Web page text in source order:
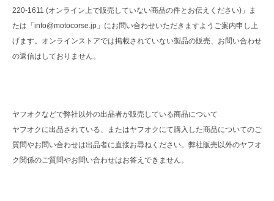
220-1611 (オンライン上で販売していない商品の件とお伝えください)」ま
たは「info@motocorse.jp」にお問い合わせいただきますようご案内申し上
げます。オンラインストアでは掲載されていない製品の販売、お問い合わせ
の返信はしておりません。
ヤフオクなどで弊社以外の出品者が販売している商品について
ヤフオクに出品されている、またはヤフオクにて購入した商品についてのご
質問やお問い合わせは出品者に直接お尋ねください。弊社販売以外のヤフオ
ク関係のご質問やお問い合わせはお答えできません。